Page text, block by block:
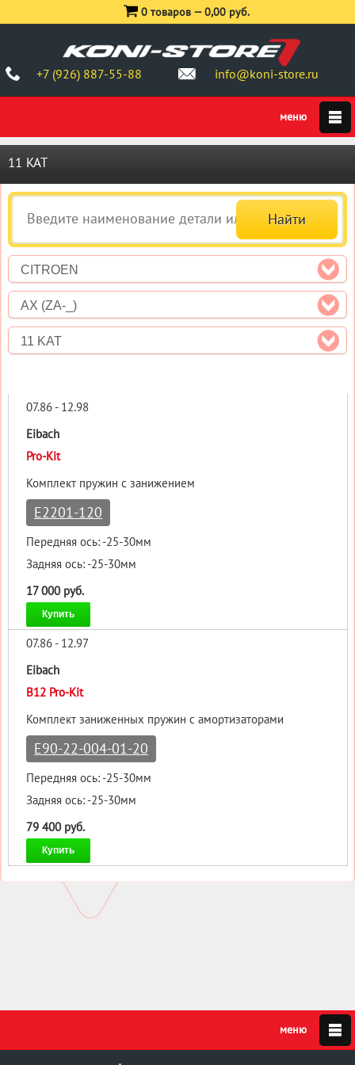
+7 (926) 887-55-88 info@koni-store.ru
0 товаров —0,00 руб.
11 KAT
CITROEN
AX (ZA-_)
11 KAT
07.86 - 12.98
Eibach
Pro-Kit
Комплект пружин с занижением
E2201-120
Передняя ось: -25-30мм
Задняя ось: -25-30мм
17 000 руб.
Купить
07.86 - 12.97
Eibach
B12 Pro-Kit
Комплект заниженных пружин с амортизаторами
E90-22-004-01-20
Передняя ось: -25-30мм
Задняя ось: -25-30мм
79 400 руб.
Купить